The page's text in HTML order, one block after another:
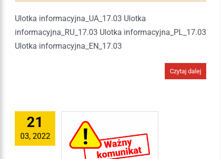
Ulotka informacyjna_UA_17.03 Ulotka
informacyjna_RU_17.03 Ulotka informacyjna_PL_17.03
Ulotka informacyjna_EN_17.03
Czytaj dalej
21
03, 2022